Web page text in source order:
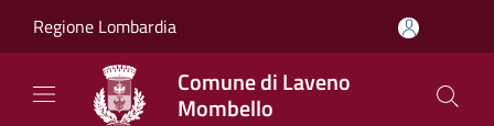
Regione Lombardia
Comune di Laveno
Mombello